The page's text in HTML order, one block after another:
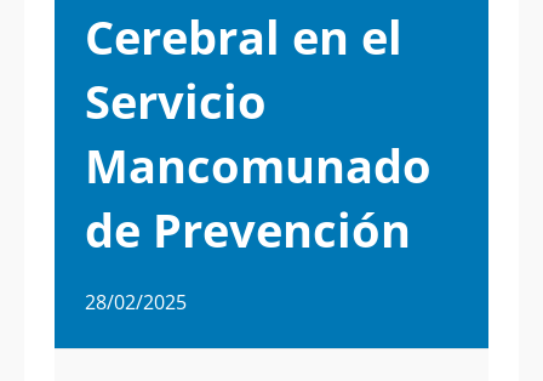
Cerebral en el
Servicio
Mancomunado
de Prevención
28/02/2025